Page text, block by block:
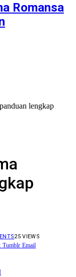
Romansa
lengkap
25VIEWS
Tumblr Email